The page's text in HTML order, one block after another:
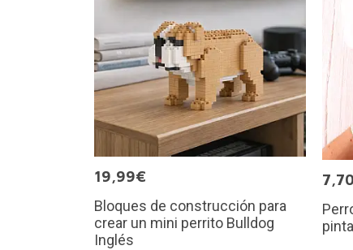
19,99€
Bloques de construcción para
crear un mini perrito Bulldog
Inglés